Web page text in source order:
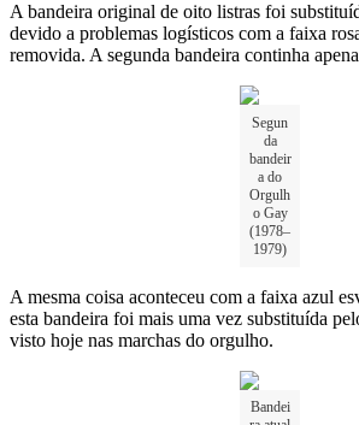
A bandeira original de oito listras foi
devido a problemas logísticos com a faixa
removida. A segunda bandeira continha
Segun
da
bandeir
a do
Orgulh
o Gay
(1978–
1979)
A mesma coisa aconteceu com a faixa azul
esta bandeira foi mais uma vez substituída
visto hoje nas marchas do orgulho.
Bandei